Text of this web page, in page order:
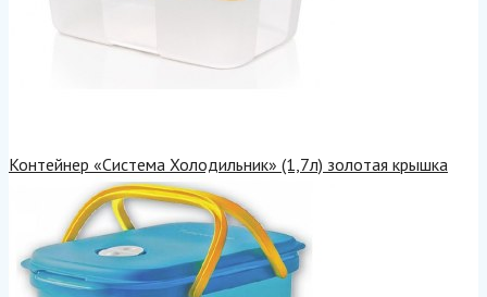
Контейнер «Система Холодильник» (1,7л) золотая крышка